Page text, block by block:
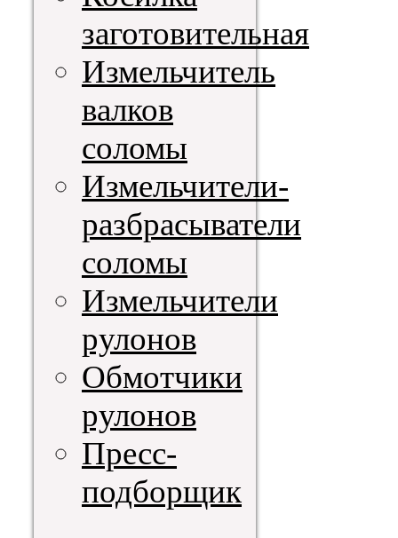
заготовительная
Измельчитель
валков
соломы
Измельчители-
разбрасыватели
соломы
Измельчители
рулонов
Обмотчики
рулонов
Пресс-
подборщик